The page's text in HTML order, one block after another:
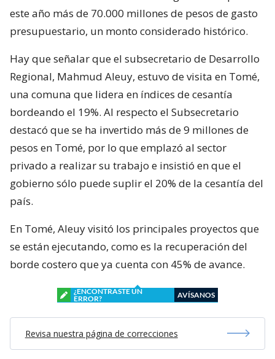
este año más de 70.000 millones de pesos de gasto
presupuestario, un monto considerado histórico.
Hay que señalar que el subsecretario de Desarrollo
Regional, Mahmud Aleuy, estuvo de visita en Tomé,
una comuna que lidera en índices de cesantía
bordeando el 19%. Al respecto el Subsecretario
destacó que se ha invertido más de 9 millones de
pesos en Tomé, por lo que emplazó al sector
privado a realizar su trabajo e insistió en que el
gobierno sólo puede suplir el 20% de la cesantía del
país.
En Tomé, Aleuy visitó los principales proyectos que
se están ejecutando, como es la recuperación del
borde costero que ya cuenta con 45% de avance.
¿ENCONTRASTE UN
ERROR?
AVÍSANOS
Revisa nuestra página de correcciones